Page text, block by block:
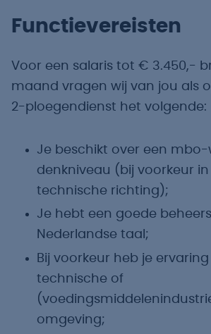
Functievereisten
Voor een salaris tot € 3.450,-
maand vragen wij van jou als
2-ploegendienst het volgende:
Je beschikt over een mbo-
denkniveau (bij voorkeur in
technische richting);
Je hebt een goede
Nederlandse taal;
Bij voorkeur heb je ervaring
technische of
omgeving;